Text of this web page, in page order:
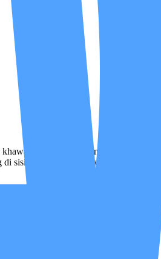
lelah, dan ingin memberi
sisinya. Karena merawat keluarga